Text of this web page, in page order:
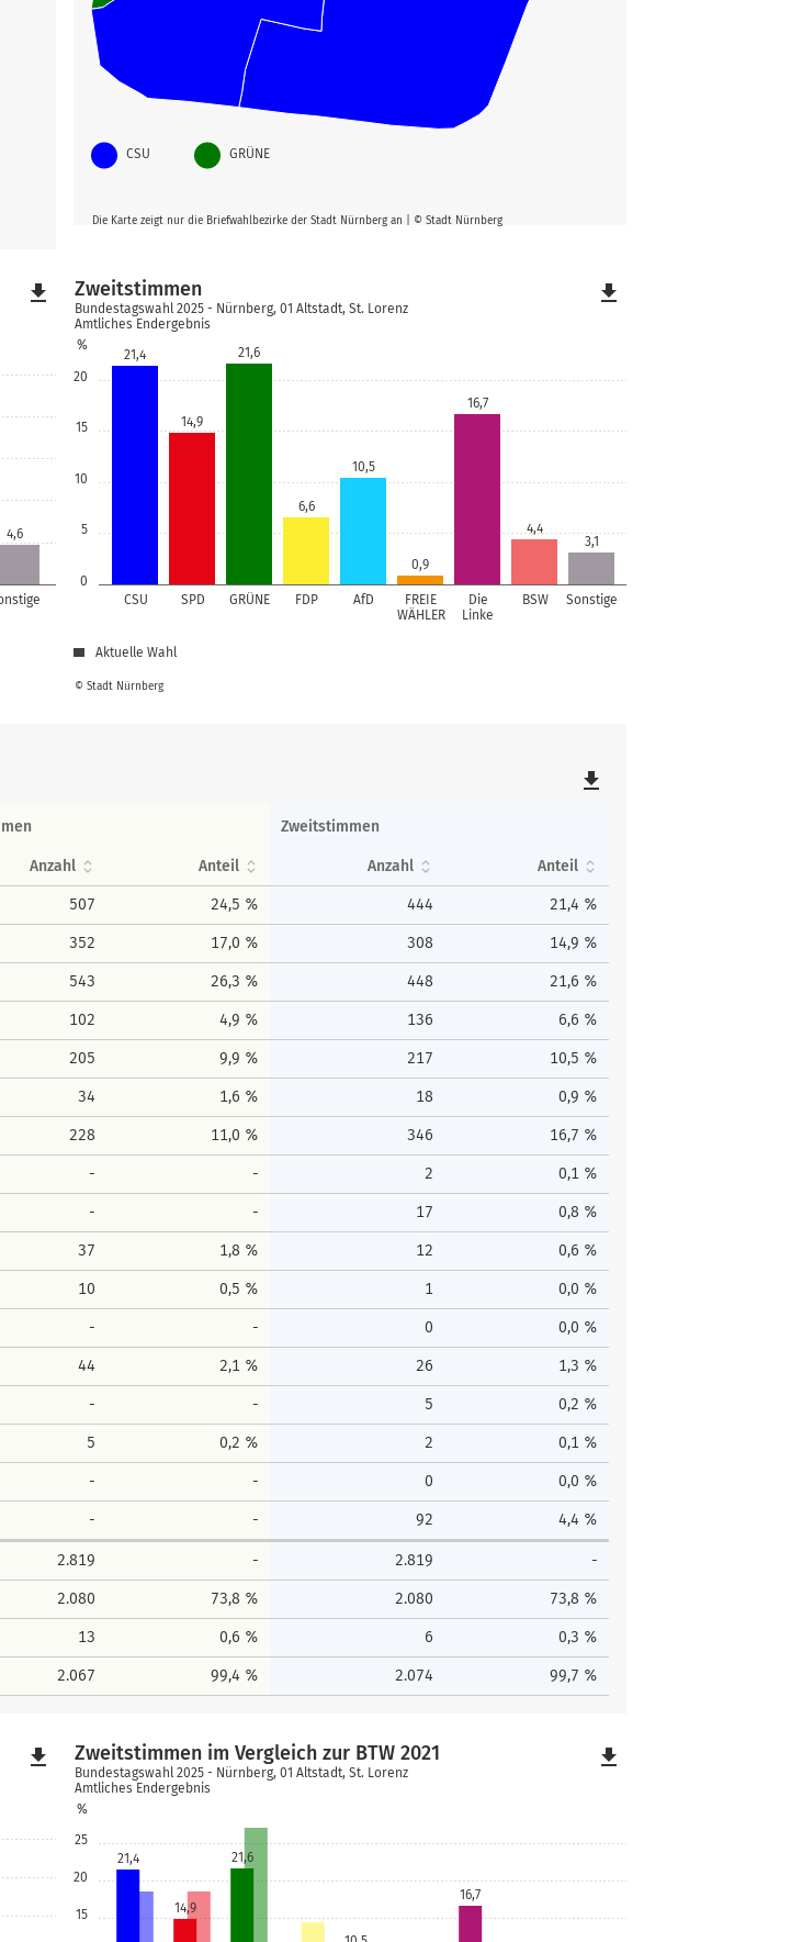
Die Karte zeigt nur die Briefwahlbezirke der Stadt Nürnberg an | © Stadt Nürnberg
CSU GRÜNE
4,6
file_download
0
5
10
15
20
%
CSU SPD GRÜNE FDP AfD
FREIE
WÄHLER
Die
Linke
BSW Sonstige
21,4
14,9
21,6
6,6
10,5
0,9
16,7
4,4
3,1
© Stadt Nürnberg
Zweitstimmen
Bundestagswahl 2025 - Nürnberg, 01 Altstadt, St. Lorenz
Amtliches Endergebnis
Aktuelle Wahl
file_download
file_download
Zweitstimmen
Anzahl Anteil Anzahl Anteil
507 24,5 % 444 21,4 %
352 17,0 % 308 14,9 %
543 26,3 % 448 21,6 %
102 4,9 % 136 6,6 %
205 9,9 % 217 10,5 %
34 1,6 % 18 0,9 %
228 11,0 % 346 16,7 %
- - 2 0,1 %
- - 17 0,8 %
37 1,8 % 12 0,6 %
10 0,5 % 1 0,0 %
- - 0 0,0 %
44 2,1 % 26 1,3 %
- - 5 0,2 %
5 0,2 % 2 0,1 %
- - 0 0,0 %
- - 92 4,4 %
2.819 - 2.819 -
2.080 73,8 % 2.080 73,8 %
13 0,6 % 6 0,3 %
2.067 99,4 % 2.074 99,7 %
file_download
15
20
25
%
21,4
14,9
21,6
16,7
Zweitstimmen im Vergleich zur BTW 2021
Bundestagswahl 2025 - Nürnberg, 01 Altstadt, St. Lorenz
Amtliches Endergebnis
file_download